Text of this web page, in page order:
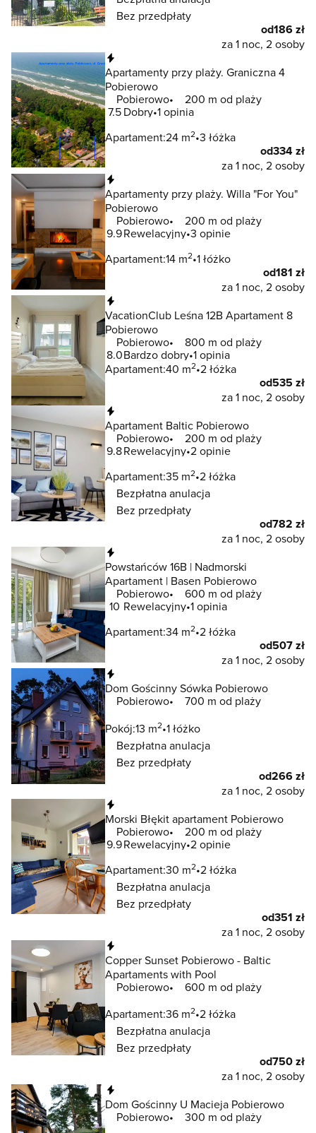
Bez przedpłaty
od186 zł
za 1 noc, 2 osoby
Apartamenty przy plaży. Graniczna 4
Pobierowo
Pobierowo
200 m od plaży
7.5 Dobry 1 opinia
Apartament:24 m2 3 łóżka
od334 zł
za 1 noc, 2 osoby
Apartamenty przy plaży. Willa "For You"
Pobierowo
Pobierowo
200 m od plaży
9.9Rewelacyjny 3 opinie
Apartament:14 m2 1 łóżko
od181 zł
za 1 noc, 2 osoby
VacationClub Leśna 12B Apartament 8
Pobierowo
Pobierowo
800 m od plaży
8.0Bardzo dobry 1 opinia
Apartament:40 m2 2 łóżka
od535 zł
za 1 noc, 2 osoby
Apartament Baltic Pobierowo
Pobierowo
200 m od plaży
9.8Rewelacyjny 2 opinie
Apartament:35 m2 2 łóżka
Bezpłatna anulacja
Bez przedpłaty
od782 zł
za 1 noc, 2 osoby
Powstańców 16B | Nadmorski
Apartament | Basen Pobierowo
Pobierowo
600 m od plaży
10 Rewelacyjny 1 opinia
Apartament:34 m2 2 łóżka
od507 zł
za 1 noc, 2 osoby
Dom Gościnny Sówka Pobierowo
Pobierowo
700 m od plaży
Pokój:13 m2 1 łóżko
Bezpłatna anulacja
Bez przedpłaty
od266 zł
za 1 noc, 2 osoby
Morski Błękit apartament Pobierowo
Pobierowo
200 m od plaży
9.9Rewelacyjny 2 opinie
Apartament:30 m2 2 łóżka
Bezpłatna anulacja
Bez przedpłaty
od351 zł
za 1 noc, 2 osoby
Copper Sunset Pobierowo - Baltic
Apartaments with Pool
Pobierowo
600 m od plaży
Apartament:36 m2 2 łóżka
Bezpłatna anulacja
Bez przedpłaty
od750 zł
za 1 noc, 2 osoby
Dom Gościnny U Macieja Pobierowo
Pobierowo
300 m od plaży